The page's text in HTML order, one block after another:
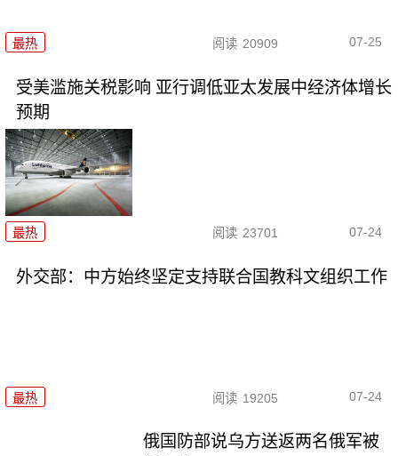
最热 阅读 20909 07-25
受美滥施关税影响 亚行调低亚太发展中经济体增长
预期
最热 阅读 23701 07-24
外交部：中方始终坚定支持联合国教科文组织工作
最热 阅读 19205 07-24
俄国防部说乌方送返两名俄军被